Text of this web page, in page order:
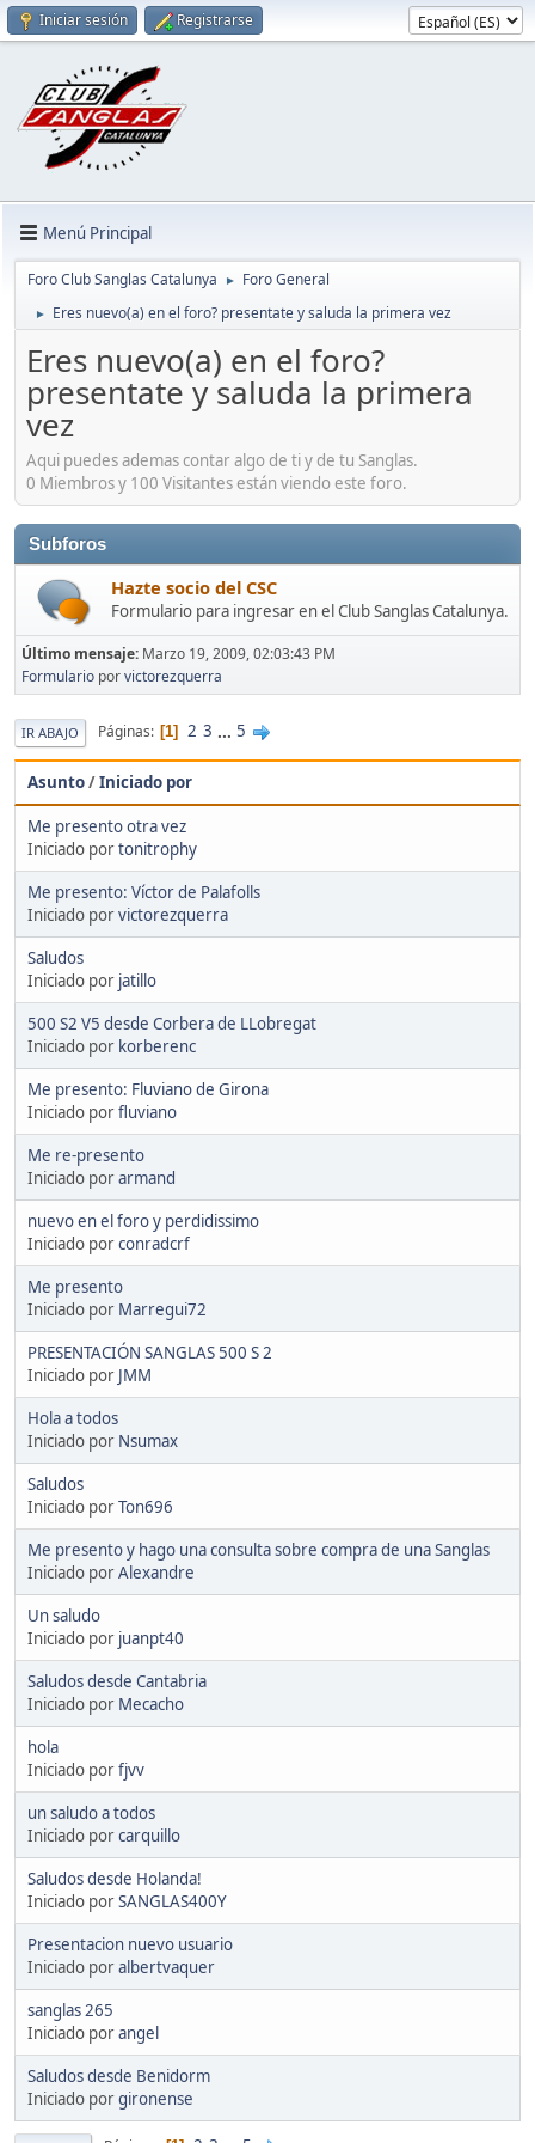
Iniciar sesión Registrarse
Menú Principal
Foro Club Sanglas Catalunya ► Foro General
► Eres nuevo(a) en el foro? presentate y saluda la primera vez
Eres nuevo(a) en el foro?
presentate y saluda la primera
vez
Aqui puedes ademas contar algo de ti y de tu Sanglas.
0 Miembros y 100 Visitantes están viendo este foro.
Subforos
Hazte socio del CSC
Formulario para ingresar en el Club Sanglas Catalunya.
Último mensaje: Marzo 19, 2009, 02:03:43 PM
Formulario porvictorezquerra
IR ABAJO Páginas 1 2 3 ... 5
Asunto/Iniciado por
Me presento otra vez
Iniciado portonitrophy
Me presento: Víctor de Palafolls
Iniciado porvictorezquerra
Saludos
Iniciado por jatillo
500 S2 V5 desde Corbera de LLobregat
Iniciado por korberenc
Me presento: Fluviano de Girona
Iniciado porfluviano
Me re-presento
Iniciado porarmand
nuevo en el foro y perdidissimo
Iniciado porconradcrf
Me presento
Iniciado por Marregui72
PRESENTACIÓN SANGLAS 500 S 2
Iniciado por JMM
Hola a todos
Iniciado por Nsumax
Saludos
Iniciado porTon696
Me presento y hago una consulta sobre compra de una Sanglas
Iniciado porAlexandre
Un saludo
Iniciado por juanpt40
Saludos desde Cantabria
Iniciado por Mecacho
hola
Iniciado porfjvv
un saludo a todos
Iniciado porcarquillo
Saludos desde Holanda!
Iniciado porSANGLAS400Y
Presentacion nuevo usuario
Iniciado poralbertvaquer
sanglas 265
Iniciado porangel
Saludos desde Benidorm
Iniciado porgironense